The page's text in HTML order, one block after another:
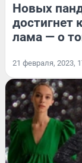
Новых
достигнет
лама — о
21 февраля, 2023,